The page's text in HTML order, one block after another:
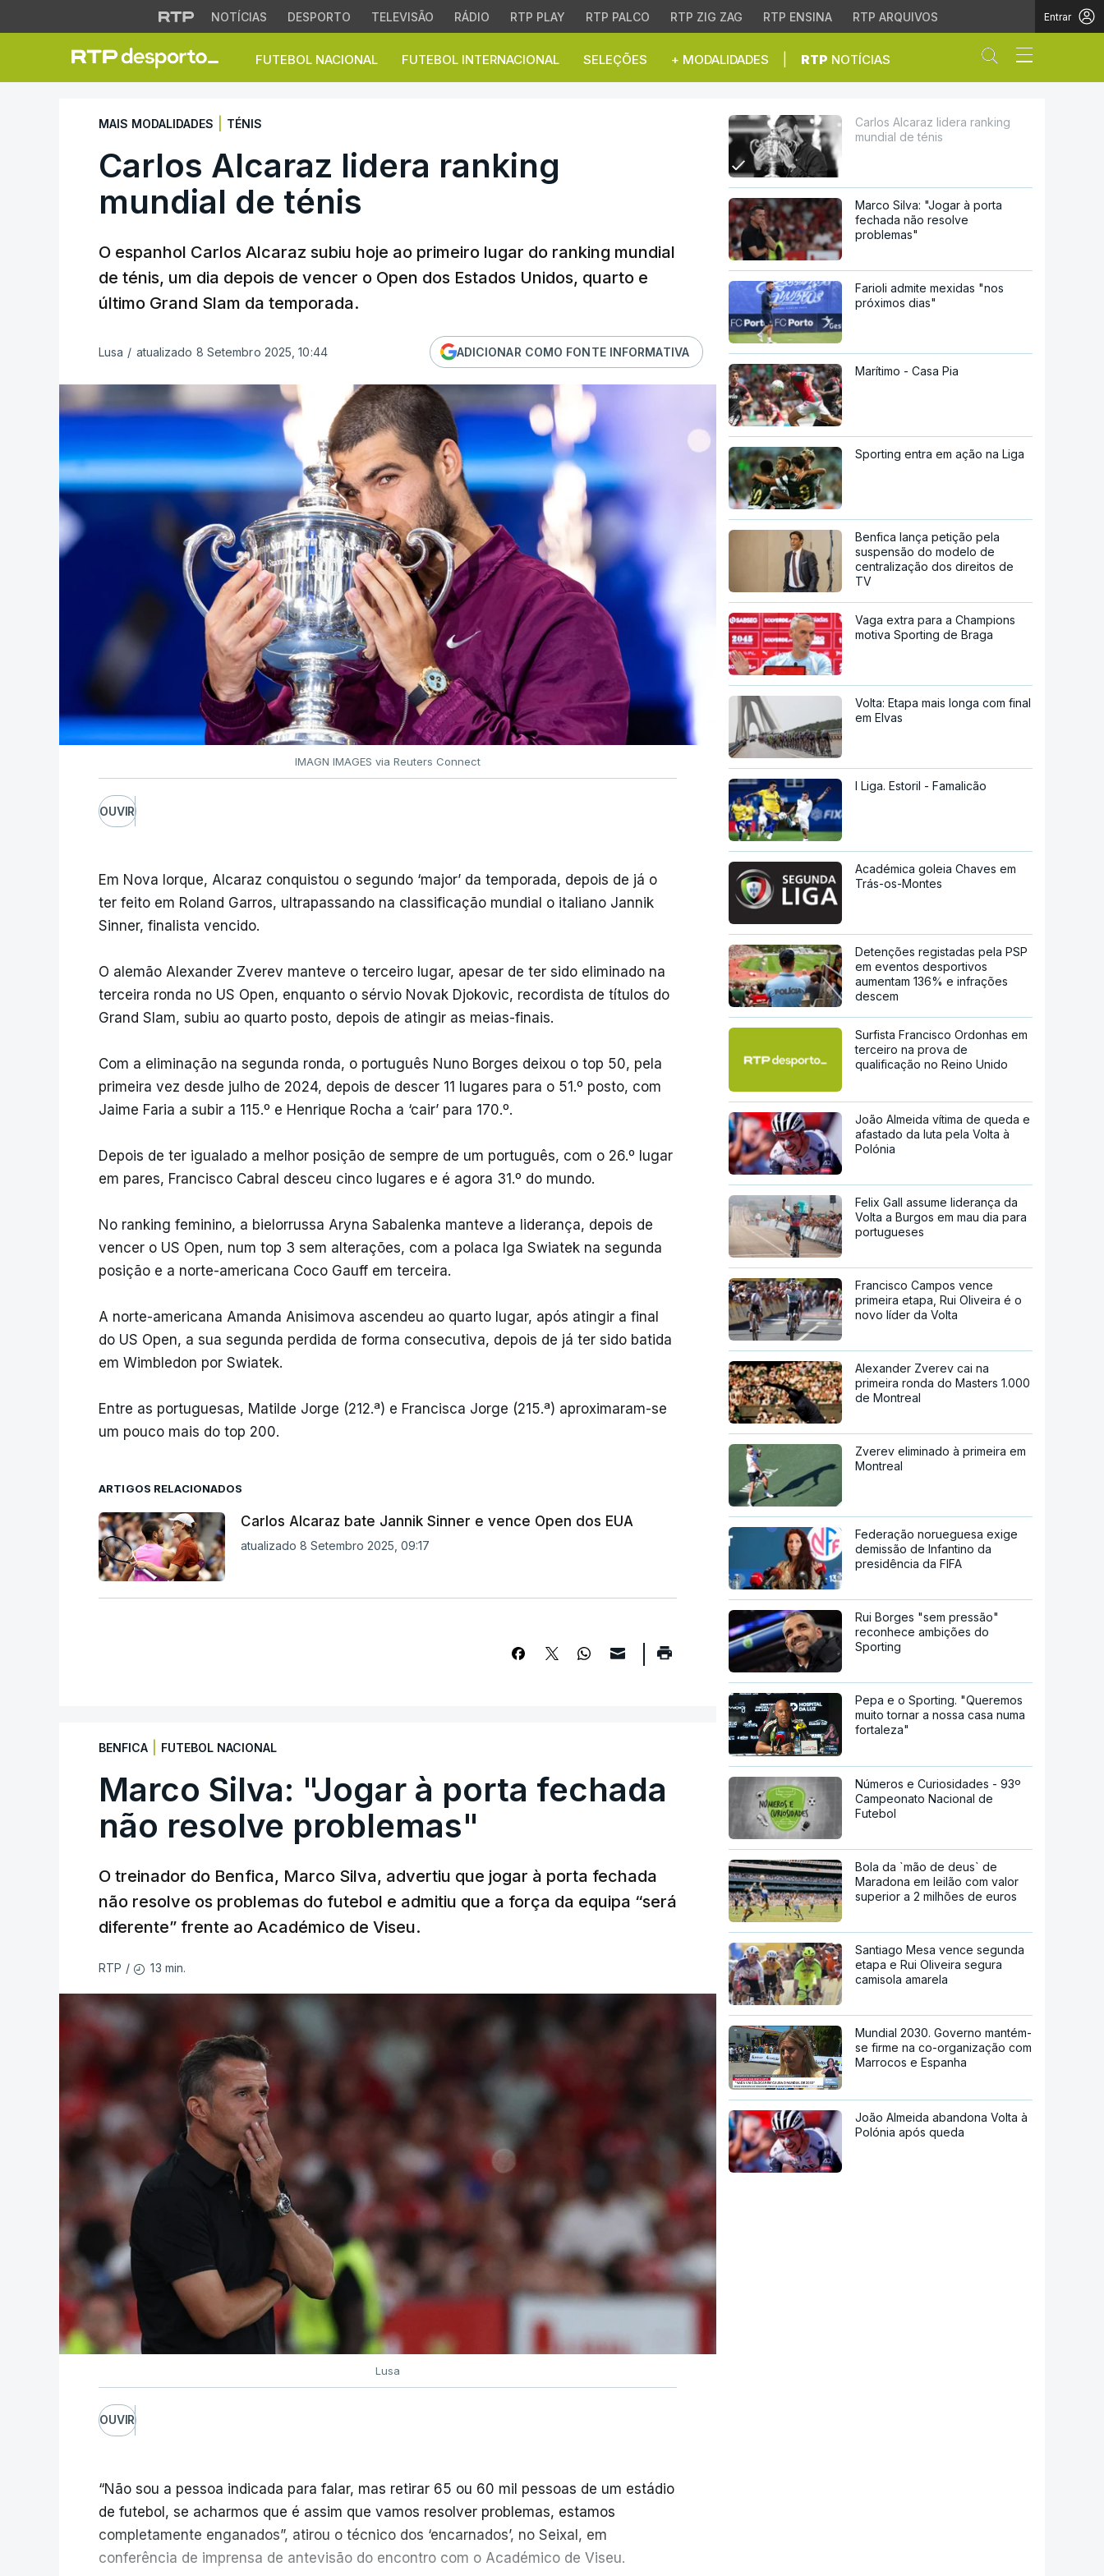
NOTÍCIAS DESPORTO TELEVISÃO RÁDIO RTP PLAY RTP PALCO RTP ZIG ZAG RTP ENSINA RTP ARQUIVOS Entrar
FUTEBOL NACIONAL FUTEBOL INTERNACIONAL SELEÇÕES + MODALIDADES RTP NOTÍCIAS Abrir campo
Carlos Alcaraz lidera ranking mundial de ténis
MAIS MODALIDADES TÉNIS
Carlos Alcaraz lidera ranking
mundial de ténis
O espanhol Carlos Alcaraz subiu hoje ao primeiro lugar do ranking mundial
de ténis, um dia depois de vencer o Open dos Estados Unidos, quarto e
último Grand Slam da temporada.
Lusa / atualizado 8 Setembro 2025, 10:44 ADICIONAR COMO FONTE INFORMATIVA
IMAGN IMAGES via Reuters Connect
OUVIR
Em Nova Iorque, Alcaraz conquistou o segundo ‘major’ da temporada, depois de já o
ter feito em Roland Garros, ultrapassando na classificação mundial o italiano Jannik
Sinner, finalista vencido.
O alemão Alexander Zverev manteve o terceiro lugar, apesar de ter sido eliminado na
terceira ronda no US Open, enquanto o sérvio Novak Djokovic, recordista de títulos do
Grand Slam, subiu ao quarto posto, depois de atingir as meias-finais.
Com a eliminação na segunda ronda, o português Nuno Borges deixou o top 50, pela
primeira vez desde julho de 2024, depois de descer 11 lugares para o 51.º posto, com
Jaime Faria a subir a 115.º e Henrique Rocha a ‘cair’ para 170.º.
Depois de ter igualado a melhor posição de sempre de um português, com o 26.º lugar
em pares, Francisco Cabral desceu cinco lugares e é agora 31.º do mundo.
No ranking feminino, a bielorrussa Aryna Sabalenka manteve a liderança, depois de
vencer o US Open, num top 3 sem alterações, com a polaca Iga Swiatek na segunda
posição e a norte-americana Coco Gauff em terceira.
A norte-americana Amanda Anisimova ascendeu ao quarto lugar, após atingir a final
do US Open, a sua segunda perdida de forma consecutiva, depois de já ter sido batida
em Wimbledon por Swiatek.
Entre as portuguesas, Matilde Jorge (212.ª) e Francisca Jorge (215.ª) aproximaram-se
um pouco mais do top 200.
ARTIGOS RELACIONADOS
Carlos Alcaraz bate Jannik Sinner e vence Open dos EUA
atualizado 8 Setembro 2025, 09:17
BENFICA FUTEBOL NACIONAL
Marco Silva: "Jogar à porta fechada
não resolve problemas"
O treinador do Benfica, Marco Silva, advertiu que jogar à porta fechada
não resolve os problemas do futebol e admitiu que a força da equipa “será
diferente” frente ao Académico de Viseu.
RTP / 13 min.
Lusa
OUVIR
“Não sou a pessoa indicada para falar, mas retirar 65 ou 60 mil pessoas de um estádio
de futebol, se acharmos que é assim que vamos resolver problemas, estamos
completamente enganados”, atirou o técnico dos ‘encarnados’, no Seixal, em
conferência de imprensa de antevisão do encontro com o Académico de Viseu.
Carlos Alcaraz lidera ranking
mundial de ténis
Marco Silva: "Jogar à porta
fechada não resolve
problemas"
Farioli admite mexidas "nos
próximos dias"
Marítimo - Casa Pia
Sporting entra em ação na Liga
Benfica lança petição pela
suspensão do modelo de
centralização dos direitos de
TV
Vaga extra para a Champions
motiva Sporting de Braga
Volta: Etapa mais longa com final
em Elvas
I Liga. Estoril - Famalicão
Académica goleia Chaves em
Trás-os-Montes
Detenções registadas pela PSP
em eventos desportivos
aumentam 136% e infrações
descem
Surfista Francisco Ordonhas em
terceiro na prova de
qualificação no Reino Unido
João Almeida vítima de queda e
afastado da luta pela Volta à
Polónia
Felix Gall assume liderança da
Volta a Burgos em mau dia para
portugueses
Francisco Campos vence
primeira etapa, Rui Oliveira é o
novo líder da Volta
Alexander Zverev cai na
primeira ronda do Masters 1.000
de Montreal
Zverev eliminado à primeira em
Montreal
Federação norueguesa exige
demissão de Infantino da
presidência da FIFA
Rui Borges "sem pressão"
reconhece ambições do
Sporting
Pepa e o Sporting. "Queremos
muito tornar a nossa casa numa
fortaleza"
Números e Curiosidades - 93º
Campeonato Nacional de
Futebol
Bola da `mão de deus` de
Maradona em leilão com valor
superior a 2 milhões de euros
Santiago Mesa vence segunda
etapa e Rui Oliveira segura
camisola amarela
Mundial 2030. Governo mantém-
se firme na co-organização com
Marrocos e Espanha
João Almeida abandona Volta à
Polónia após queda